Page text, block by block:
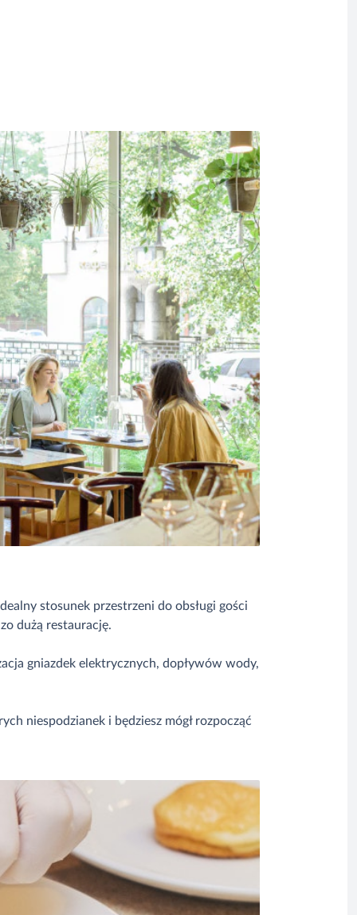
stosunek przestrzeni do obsługi gości
dużą restaurację.
gniazdek elektrycznych, dopływów wody,
niespodzianek i będziesz mógł rozpocząć